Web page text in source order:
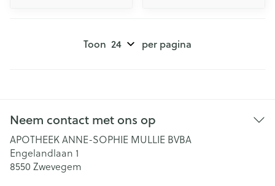
Toon per pagina
Neem contact met ons op
APOTHEEK ANNE-SOPHIE MULLIE BVBA
Engelandlaan 1
8550 Zwevegem